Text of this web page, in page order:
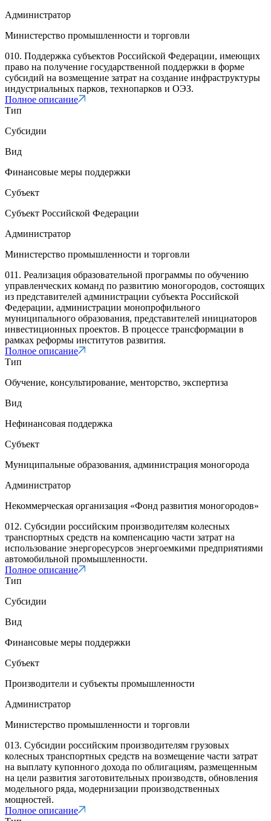
Администратор
Министерство промышленности и торговли
010. Поддержка субъектов Российской Федерации, имеющих
право на получение государственной поддержки в форме
субсидий на возмещение затрат на создание инфраструктуры
индустриальных парков, технопарков и ОЭЗ.
Полное описание
Тип
Субсидии
Вид
Финансовые меры поддержки
Субъект
Субъект Российской Федерации
Администратор
Министерство промышленности и торговли
011. Реализация образовательной программы по обучению
управленческих команд по развитию моногородов, состоящих
из представителей администрации субъекта Российской
Федерации, администрации монопрофильного
муниципального образования, представителей инициаторов
инвестиционных проектов. В процессе трансформации в
рамках реформы институтов развития.
Полное описание
Тип
Обучение, консультирование, менторство, экспертиза
Вид
Нефинансовая поддержка
Субъект
Муниципальные образования, администрация моногорода
Администратор
Некоммерческая организация «Фонд развития моногородов»
012. Субсидии российским производителям колесных
транспортных средств на компенсацию части затрат на
использование энергоресурсов энергоемкими предприятиями
автомобильной промышленности.
Полное описание
Тип
Субсидии
Вид
Финансовые меры поддержки
Субъект
Производители и субъекты промышленности
Администратор
Министерство промышленности и торговли
013. Субсидии российским производителям грузовых
колесных транспортных средств на возмещение части затрат
на выплату купонного дохода по облигациям, размещенным
на цели развития заготовительных производств, обновления
модельного ряда, модернизации производственных
мощностей.
Полное описание